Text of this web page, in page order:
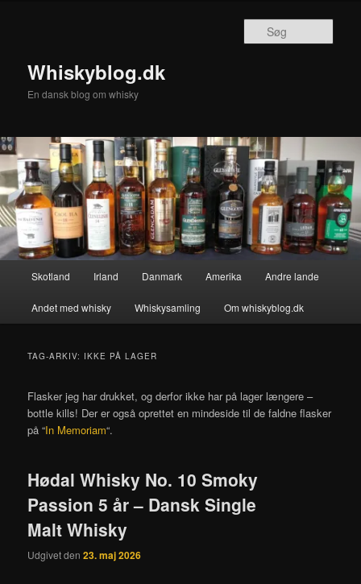
Whiskyblog.dk
En dansk blog om whisky
Skotland Irland Danmark Amerika Andre lande
Andet med whisky Whiskysamling Om whiskyblog.dk
TAG-ARKIV: IKKE PÅ LAGER
Flasker jeg har drukket, og derfor ikke har på lager længere –
bottle kills! Der er også oprettet en mindeside til de faldne flasker
på “In Memoriam“.
Hødal Whisky No. 10 Smoky
Passion 5 år – Dansk Single
Malt Whisky
Udgivet den23. maj 2026